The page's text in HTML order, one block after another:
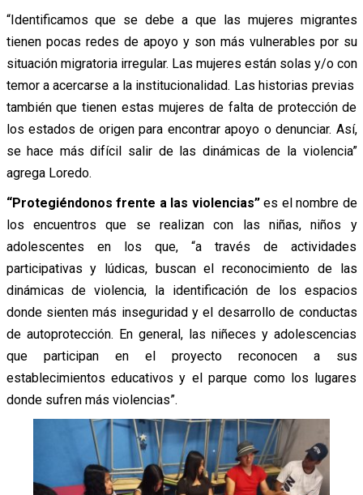
“Identificamos que se debe a que las mujeres migrantes
tienen pocas redes de apoyo y son más vulnerables por su
situación migratoria irregular. Las mujeres están solas y/o con
temor a acercarse a la institucionalidad. Las historias previas
también que tienen estas mujeres de falta de protección de
los estados de origen para encontrar apoyo o denunciar. Así,
se hace más difícil salir de las dinámicas de la violencia”
agrega Loredo.
“Protegiéndonos frente a las violencias”es el nombre de
los encuentros que se realizan con las niñas, niños y
adolescentes en los que, “a través de actividades
participativas y lúdicas, buscan el reconocimiento de las
dinámicas de violencia, la identificación de los espacios
donde sienten más inseguridad y el desarrollo de conductas
de autoprotección. En general, las niñeces y adolescencias
que participan en el proyecto reconocen a sus
establecimientos educativos y el parque como los lugares
donde sufren más violencias”.